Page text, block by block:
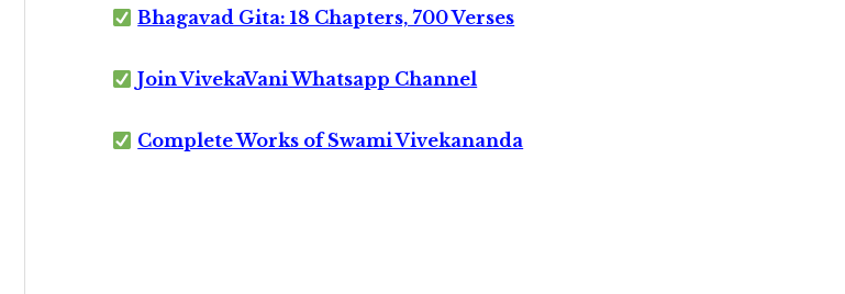
Bhagavad Gita: 18 Chapters, 700 Verses
Join VivekaVani Whatsapp Channel
Complete Works of Swami Vivekananda